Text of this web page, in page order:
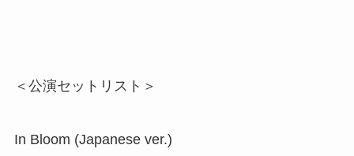
＜公演セットリスト＞
In Bloom (Japanese ver.)